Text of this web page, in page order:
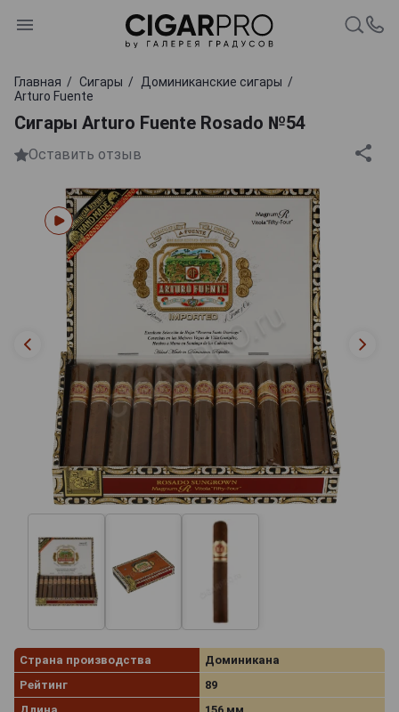
Главная Сигары
Доминиканские сигары
Arturo Fuente
Сигары Arturo Fuente Rosado №54
Оставить отзыв
Страна производства
Доминикана
Рейтинг
89